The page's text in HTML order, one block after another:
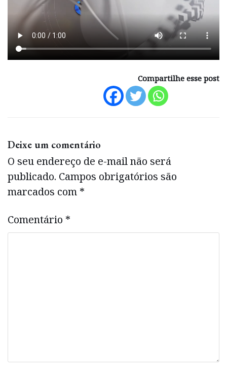
Compartilhe esse post
Deixe um comentário
O seu endereço de e-mail não será
publicado. Campos obrigatórios são
marcados com *
Comentário *